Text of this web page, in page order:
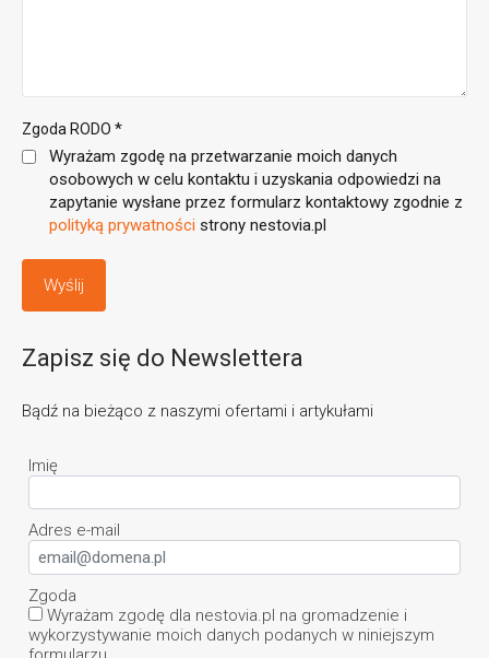
Zgoda RODO *
Wyrażam zgodę na przetwarzanie moich danych
osobowych w celu kontaktu i uzyskania odpowiedzi na
zapytanie wysłane przez formularz kontaktowy zgodnie z
polityką prywatności strony nestovia.pl
Zapisz się do Newslettera
Bądź na bieżąco z naszymi ofertami i artykułami
Imię
Adres e-mail
Zgoda
Wyrażam zgodę dla nestovia.pl na gromadzenie i
wykorzystywanie moich danych podanych w niniejszym